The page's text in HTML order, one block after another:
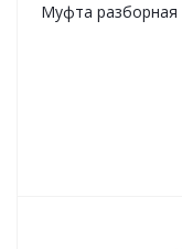
Муфта разборная